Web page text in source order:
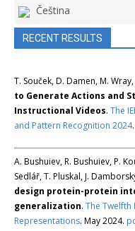
Čeština
RECENT RESULTS
T. Souček, D. Damen, M. Wray,
to Generate Actions and
Instructional Videos. The
and Pattern Recognition 2024
A. Bushuiev, R. Bushuiev, P.
Sedlář, T. Pluskal, J.
design protein-protein
generalization. The
Representations. May 2024.